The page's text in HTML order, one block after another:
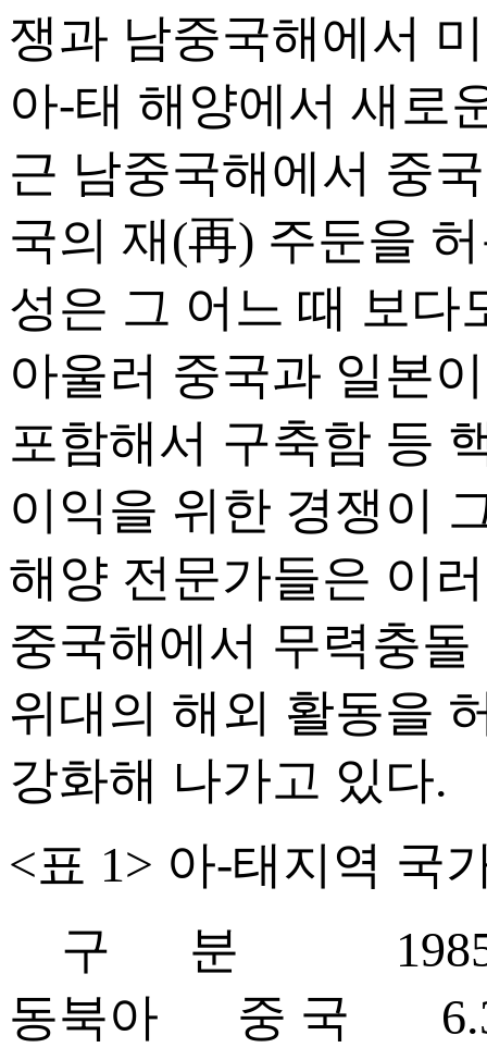
쟁과 남중국해에서
아-태 해양에서 새로
근 남중국해에서 중
국의 재(再) 주둔을
성은 그 어느 때 보다
아울러 중국과 일본
포함해서 구축함 등
이익을 위한 경쟁이
해양 전문가들은 이
중국해에서 무력충
위대의 해외 활동을
강화해 나가고 있다.
<표 1> 아-태지역 국
구 분 1985
동북아 중 국